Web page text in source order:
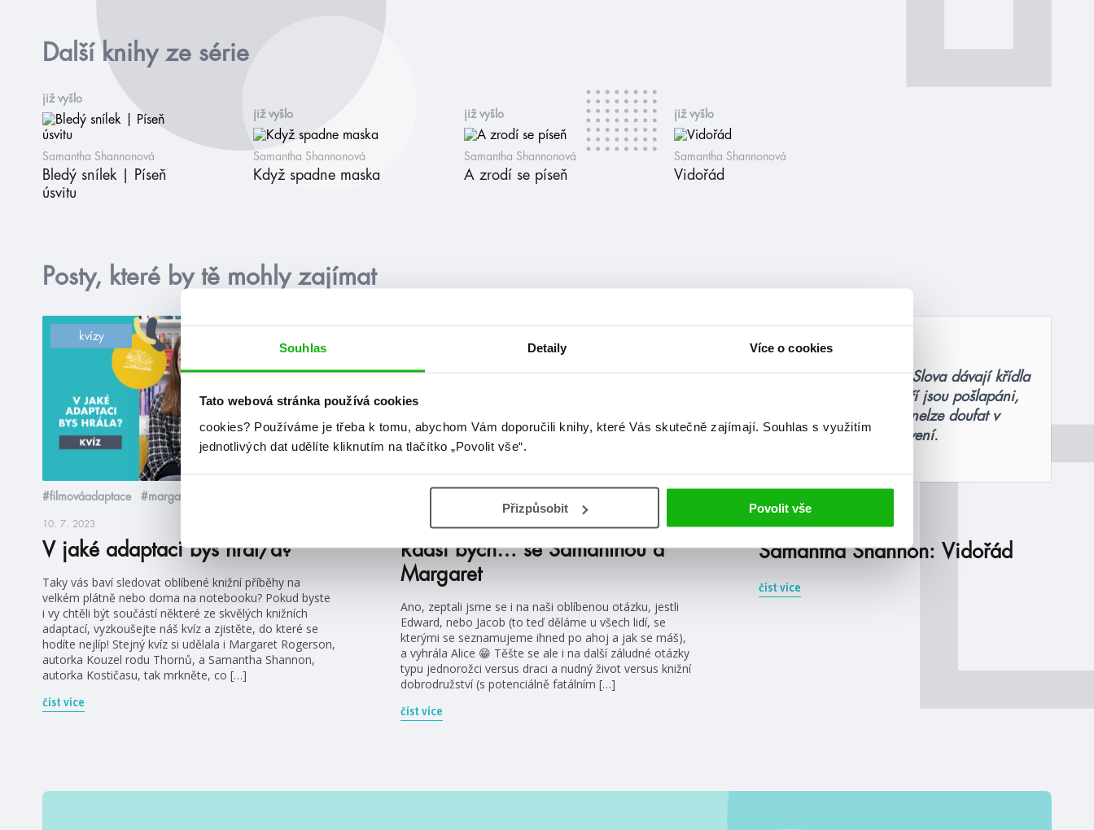
Souhlas Detaily Více o cookies
Tato webová stránka používá cookies
cookies? Používáme je třeba k tomu, abychom Vám doporučili knihy, které Vás skutečně zajímají. Souhlas s využitím
jednotlivých dat udělíte kliknutím na tlačítko „Povolit vše“.
Přizpůsobit Povolit vše
Další knihy ze série
již vyšlo
Samantha Shannonová
Bledý snílek | Píseň
úsvitu
již vyšlo
Samantha Shannonová
Když spadne maska
již vyšlo
Samantha Shannonová
A zrodí se píseň
již vyšlo
Samantha Shannonová
Vidořád
Posty, které by tě mohly zajímat
kvízy
#filmováadaptace #margaretrogerson
10. 7. 2023
V jaké adaptaci bys hrál/a?
Taky vás baví sledovat oblíbené knižní příběhy na
velkém plátně nebo doma na notebooku? Pokud byste
i vy chtěli být součástí některé ze skvělých knižních
adaptací, vyzkoušejte náš kvíz a zjistěte, do které se
hodíte nejlíp! Stejný kvíz si udělala i Margaret Rogerson,
autorka Kouzel rodu Thornů, a Samantha Shannon,
autorka Kostičasu, tak mrkněte, co […]
číst více
6. 2. 2023
Radši bych… se Samanthou a
Margaret
Ano, zeptali jsme se i na naši oblíbenou otázku, jestli
Edward, nebo Jacob (to teď děláme u všech lidí, se
kterými se seznamujeme ihned po ahoj a jak se máš),
a vyhrála Alice 😁 Těšte se ale i na další záludné otázky
typu jednorožci versus draci a nudný život versus knižní
dobrodružství (s potenciálně fatálním […]
číst více
Slova jsou všechno. Slova dávají křídla
dokonce i těm, kteří jsou pošlapáni,
zničeni tak, že nelze doufat v
uzdravení.
20. 11. 2022
Samantha Shannon: Vidořád
číst více